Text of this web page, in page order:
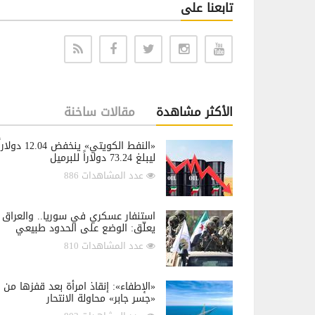
تابعنا على
الأكثر مشاهدة مقالات ساخنة
«النفط الكويتي» ينخفض
ليبلغ 73.24 دولاراً للبرميل
عدد المشاهدات 886
استنفار عسكري في سوريا.. والعراق
يعلّق: الوضع على الحدود طبيعي
عدد المشاهدات 810
«الإطفاء»: إنقاذ امرأة بعد قفزها من
«جسر جابر» محاولة الانتحار